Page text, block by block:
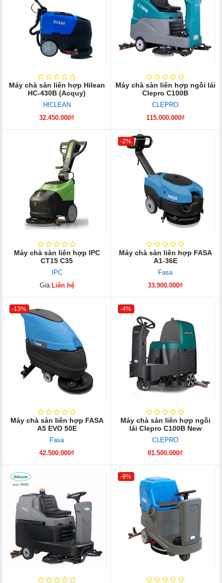
Máy chà sàn liên hợp Hilean
HC-430B (Acquy)
HICLEAN
32.450.000₫
Máy chà sàn liên hợp ngồi lái
Clepro C100B
CLEPRO
115.000.000₫
Máy chà sàn liên hợp IPC
CT15 C35
IPC
Giá: Liên hệ
-2%
Máy chà sàn liên hợp FASA
A1-36E
Fasa
33.900.000₫
-13%
Máy chà sàn liên hợp FASA
A5 EVO 50E
Fasa
42.500.000₫
-4%
Máy chà sàn liên hợp ngồi
lái Clepro C100B New
CLEPRO
81.500.000₫
-9%